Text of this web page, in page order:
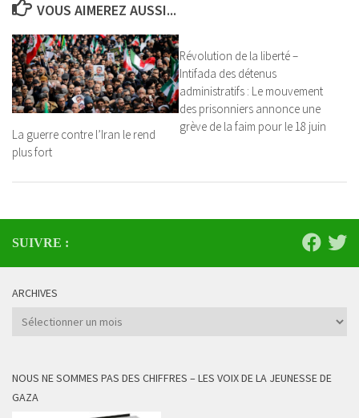
VOUS AIMEREZ AUSSI...
La guerre contre l’Iran le rend
plus fort
Révolution de la liberté –
Intifada des détenus
administratifs : Le mouvement
des prisonniers annonce une
grève de la faim pour le 18 juin
SUIVRE :
ARCHIVES
Archives
NOUS NE SOMMES PAS DES CHIFFRES – LES VOIX DE LA JEUNESSE DE
GAZA